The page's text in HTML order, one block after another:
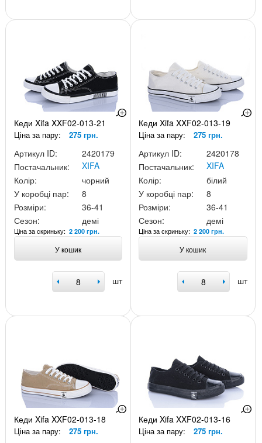
Кеди Xifa XXF02-013-21
Ціна за пару: 275 грн.
Артикул ID:
2420179
Постачальник:
XIFA
Колір:
чорний
У коробці пар:
8
Розміри:
36-41
Сезон:
демі
Ціна за скриньку: 2 200 грн.
У кошик
шт
Кеди Xifa XXF02-013-19
Ціна за пару: 275 грн.
Артикул ID:
2420178
Постачальник:
XIFA
Колір:
білий
У коробці пар:
8
Розміри:
36-41
Сезон:
демі
Ціна за скриньку:2 200 грн.
У кошик
шт
Кеди Xifa XXF02-013-18
Ціна за пару: 275 грн.
Кеди Xifa XXF02-013-16
Ціна за пару: 275 грн.